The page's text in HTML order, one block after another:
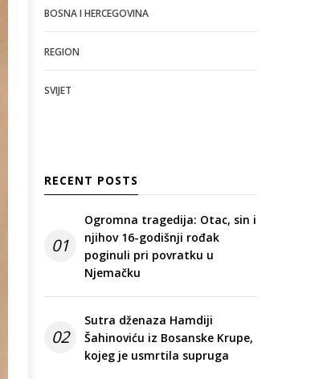
BOSNA I HERCEGOVINA
REGION
SVIJET
RECENT POSTS
01
Ogromna tragedija: Otac, sin i
njihov 16-godišnji rođak
poginuli pri povratku u
Njemačku
02
Sutra dženaza Hamdiji
Šahinoviću iz Bosanske Krupe,
kojeg je usmrtila supruga